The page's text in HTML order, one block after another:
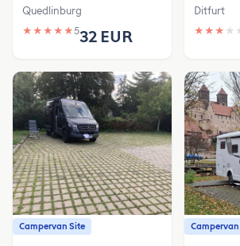
Quedlinburg
★ ★ ★ ★ ★532 EUR
Ditfurt
★ ★ ★ ★
Campervan Site